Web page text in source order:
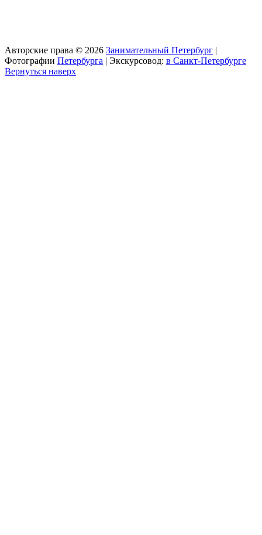
Авторские права © 2026 Занимательный Петербург |
Фотографии Петербурга | Экскурсовод: в Санкт-Петербурге
Вернуться наверх